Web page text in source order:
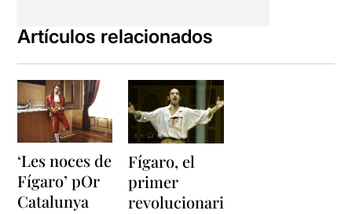
Artículos relacionados
‘Les noces de
Fígaro’ pOr
Catalunya
Fígaro, el
primer
revolucionari